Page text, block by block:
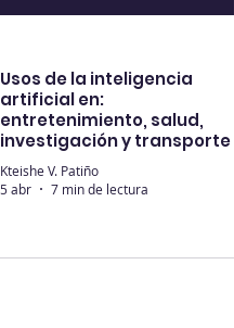
Usos de la inteligencia
artificial en:
entretenimiento, salud,
investigación y transporte
Kteishe V. Patiño
5 abr
7 min de lectura